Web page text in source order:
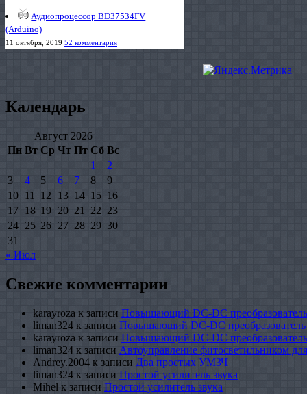
Аудиопроцессор BD37534FV
(Arduino)
11 октября, 2019 52 комментария
Календарь
Август 2026
Пн Вт Ср Чт Пт Сб Вс
1
2
3
4 5 6 7 8
9
10 11 12 13 14 15 16
17 18 19 20 21 22 23
24 25 26 27 28 29 30
31
« Июл
Свежие комментарии
karayroza к записи Повышающий DC-DC
liman324 к записи Повышающий DC-DC
karayroza к записи Повышающий DC-DC
liman324 к записи Автоуправление фитосветильником
Andrey.2004 к записи Два простых УМЗЧ
liman324 к записи Простой усилитель звука
Mihel к записи Простой усилитель звука